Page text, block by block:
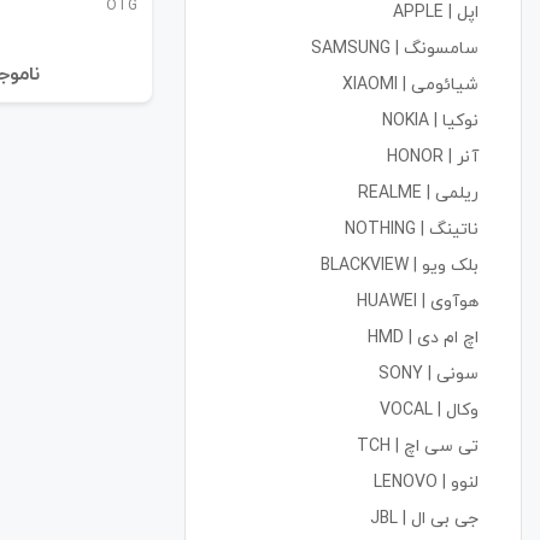
اپل | APPLE
سامسونگ | SAMSUNG
شیائومی | XIAOMI
نوکیا | NOKIA
آنر | HONOR
ریلمی | REALME
ناتینگ | NOTHING
بلک ویو | BLACKVIEW
هوآوی | HUAWEI
اچ ام دی | HMD
سونی | SONY
وکال | VOCAL
تی سی اچ | TCH
لنوو | LENOVO
جی بی ال | JBL
OTG